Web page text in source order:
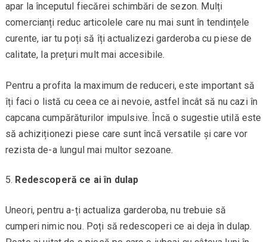
apar la începutul fiecărei schimbări de sezon. Mulți
comercianți reduc articolele care nu mai sunt în tendințele
curente, iar tu poți să îți actualizezi garderoba cu piese de
calitate, la prețuri mult mai accesibile.
Pentru a profita la maximum de reduceri, este important să
îți faci o listă cu ceea ce ai nevoie, astfel încât să nu cazi în
capcana cumpărăturilor impulsive. Încă o sugestie utilă este
să achiziționezi piese care sunt încă versatile și care vor
rezista de-a lungul mai multor sezoane.
Redescoperă ce ai în dulap
Uneori, pentru a-ți actualiza garderoba, nu trebuie să
cumperi nimic nou. Poți să redescoperi ce ai deja în dulap.